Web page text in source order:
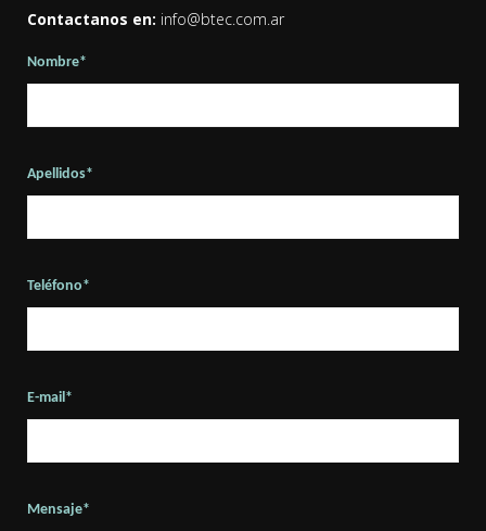
Contactanos en: info@btec.com.ar
Nombre*
Apellidos*
Teléfono*
E-mail*
Mensaje*